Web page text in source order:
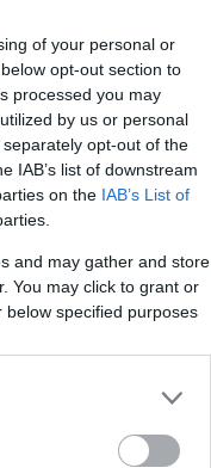
of your personal or
opt-out section to
processed you may
by us or personal
opt-out of the
IAB’s list of downstream
on the IAB’s List of
and may gather and store
You may click to grant or
specified purposes